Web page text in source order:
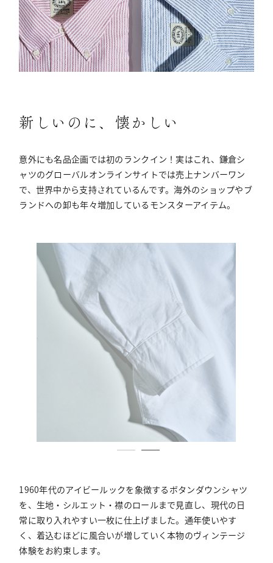
新しいのに、懐かしい
意外にも名品企画では初のランクイン！実はこれ、鎌倉シ
ャツのグローバルオンラインサイトでは売上ナンバーワン
で、世界中から支持されているんです。海外のショップやブ
ランドへの卸も年々増加しているモンスターアイテム。
1960年代のアイビールックを象徴するボタンダウンシャツ
を、生地・シルエット・襟のロールまで見直し、現代の日
常に取り入れやすい一枚に仕上げました。通年使いやす
く、着込むほどに風合いが増していく本物のヴィンテージ
体験をお約束します。